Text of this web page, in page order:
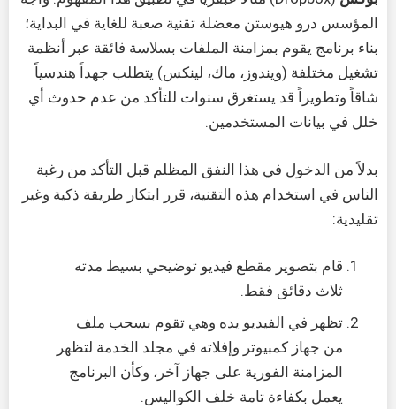
المؤسس درو هيوستن معضلة تقنية صعبة للغاية في البداية؛
بناء برنامج يقوم بمزامنة الملفات بسلاسة فائقة عبر أنظمة
تشغيل مختلفة (ويندوز، ماك، لينكس) يتطلب جهداً هندسياً
شاقاً وتطويراً قد يستغرق سنوات للتأكد من عدم حدوث أي
خلل في بيانات المستخدمين.
بدلاً من الدخول في هذا النفق المظلم قبل التأكد من رغبة
الناس في استخدام هذه التقنية، قرر ابتكار طريقة ذكية وغير
تقليدية:
قام بتصوير مقطع فيديو توضيحي بسيط مدته
ثلاث دقائق فقط.
تظهر في الفيديو يده وهي تقوم بسحب ملف
من جهاز كمبيوتر وإفلاته في مجلد الخدمة لتظهر
المزامنة الفورية على جهاز آخر، وكأن البرنامج
يعمل بكفاءة تامة خلف الكواليس.